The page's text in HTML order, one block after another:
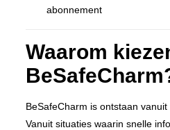
abonnement
Waarom
BeSafeCharm is ontstaan
Vanuit situaties waarin snelle